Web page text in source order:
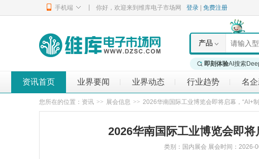
手机端 你好，欢迎来到维库电子市场网 登录 免费注册
产品
即刻体验AI搜索
资讯首页 业界要闻 业界动态 行业趋势 名
您所在的位置： 资讯 >> 展会信息 >> 2026华南国际工业博览会即将启幕，“AI+
2026华南国际工业博览会即
类别：国内展会 展会时间：2026-